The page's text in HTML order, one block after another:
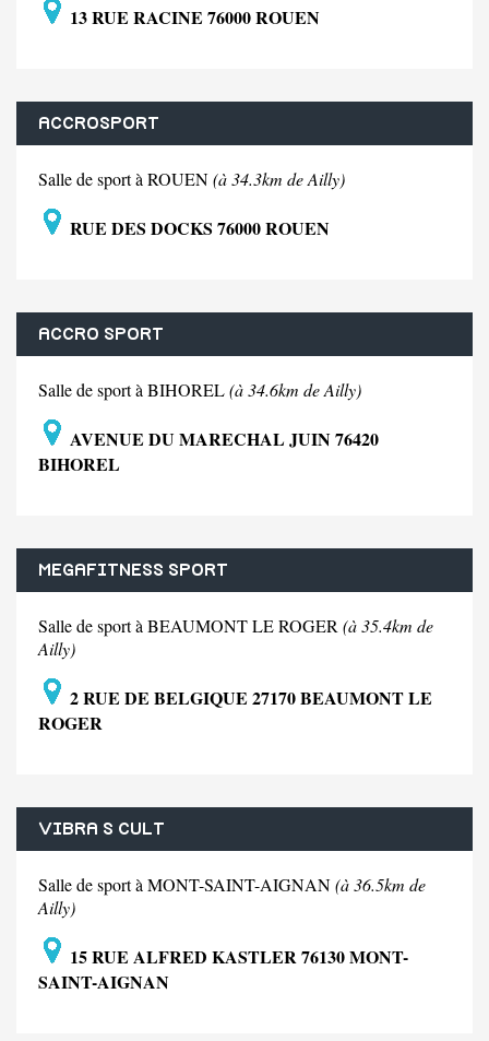
13 RUE RACINE 76000 ROUEN
ACCROSPORT
Salle de sport à ROUEN(à 34.3km de Ailly)
RUE DES DOCKS 76000 ROUEN
ACCRO SPORT
Salle de sport à BIHOREL(à 34.6km de Ailly)
AVENUE DU MARECHAL JUIN 76420
BIHOREL
MEGAFITNESS SPORT
Salle de sport à BEAUMONT LE ROGER (à 35.4km de
Ailly)
2 RUE DE BELGIQUE 27170 BEAUMONT LE
ROGER
VIBRA S CULT
Salle de sport à MONT-SAINT-AIGNAN(à 36.5km de
Ailly)
15 RUE ALFRED KASTLER 76130 MONT-
SAINT-AIGNAN